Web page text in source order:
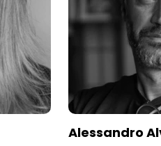
Alessandro